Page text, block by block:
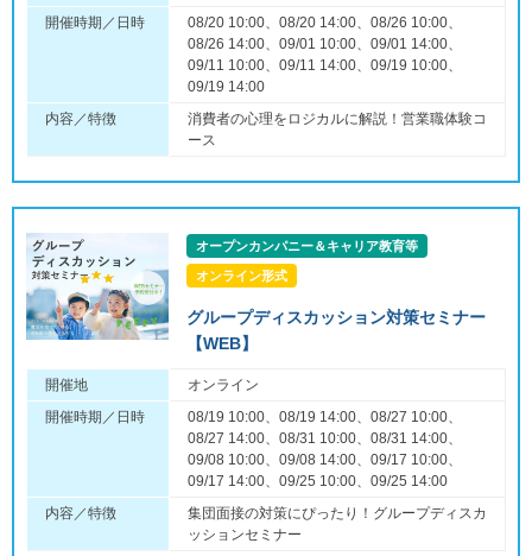
開催時期／日時
08/20 10:00、08/20 14:00、08/26 10:00、
08/26 14:00、09/01 10:00、09/01 14:00、
09/11 10:00、09/11 14:00、09/19 10:00、
09/19 14:00
内容／特徴
消費者の心理をロジカルに解説！営業職体験コ
ース
オープンカンパニー＆キャリア教育等
オンライン形式
グループディスカッション対策セミナー
【WEB】
開催地
オンライン
開催時期／日時
08/19 10:00、08/19 14:00、08/27 10:00、
08/27 14:00、08/31 10:00、08/31 14:00、
09/08 10:00、09/08 14:00、09/17 10:00、
09/17 14:00、09/25 10:00、09/25 14:00
内容／特徴
集団面接の対策にぴったり！グループディスカ
ッションセミナー